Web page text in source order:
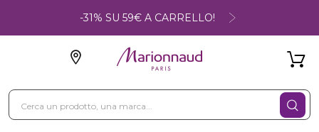
-31% SU 59€ A CARRELLO!